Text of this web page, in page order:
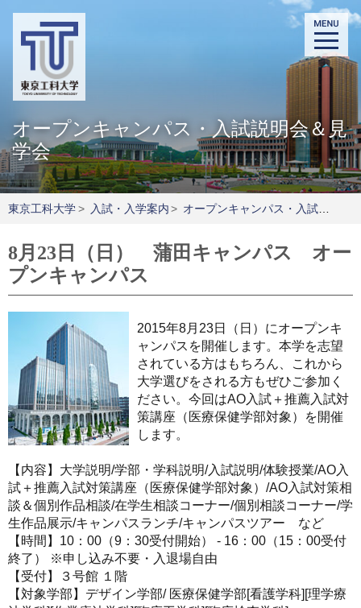
オープンキャンパス・入試説明会＆見
学会
東京工科大学> 入試・入学案内 > オープンキャンパス・入試説明会＆見学会
8月23日（日） 蒲田キャンパス オー
プンキャンパス
2015年8月23日（日）にオープンキ
ャンパスを開催します。本学を志望
されている方はもちろん、これから
大学選びをされる方もぜひご参加く
ださい。今回はAO入試＋推薦入試対
策講座（医療保健学部対象）を開催
します。
【内容】大学説明/学部・学科説明/入試説明/体験授業/AO入
試＋推薦入試対策講座（医療保健学部対象）/AO入試対策相
談＆個別作品相談/在学生相談コーナー/個別相談コーナー/学
生作品展示/キャンパスランチ/キャンパスツアー など
【時間】10：00（9：30受付開始） - 16：00（15：00受付
終了） ※申し込み不要・入退場自由
【受付】３号館 １階
【対象学部】デザイン学部/ 医療保健学部[看護学科][理学療